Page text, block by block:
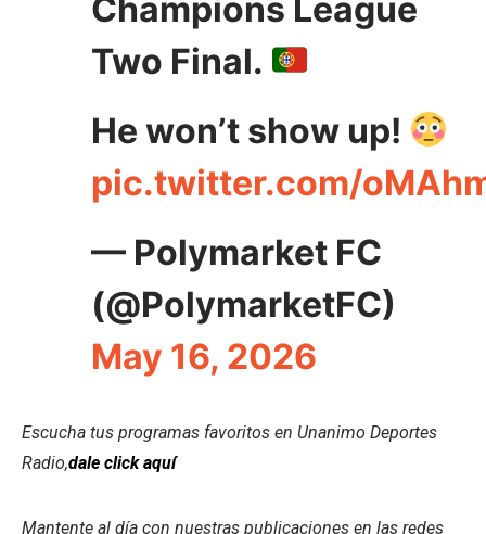
Champions League
Two Final.
He won’t show up!
pic.twitter.com/
— Polymarket FC
(@PolymarketFC)
May 16, 2026
Escucha tus programas favoritos en Unanimo Deportes
Radio,dale click aquí
Mantente al día con nuestras publicaciones en las redes